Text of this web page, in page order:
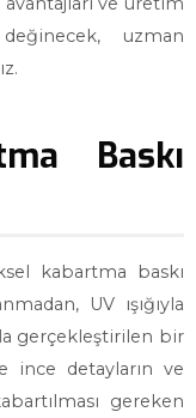
uzman
Baskı
kabartma baskı
UV ışığıyla
gerçekleştirilen bir
ince detayların ve
gereken